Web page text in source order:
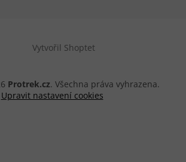
Vytvořil Shoptet
Protrek.cz. Všechna práva vyhrazena.
Upravit nastavení cookies